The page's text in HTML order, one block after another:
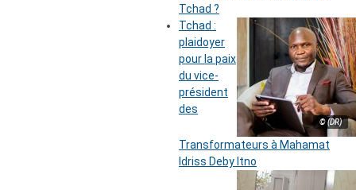
Tchad ?
© (DR)
Tchad :
plaidoyer
pour la paix
du vice-
président
des
Transformateurs à Mahamat
Idriss Deby Itno